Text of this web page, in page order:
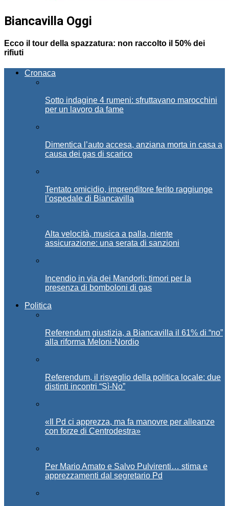
Biancavilla Oggi
Ecco il tour della spazzatura: non raccolto il 50% dei
rifiuti
Cronaca
Sotto indagine 4 rumeni: sfruttavano marocchini
per un lavoro da fame
Dimentica l’auto accesa, anziana morta in casa a
causa dei gas di scarico
Tentato omicidio, imprenditore ferito raggiunge
l’ospedale di Biancavilla
Alta velocità, musica a palla, niente
assicurazione: una serata di sanzioni
Incendio in via dei Mandorli: timori per la
presenza di bomboloni di gas
Politica
Referendum giustizia, a Biancavilla il 61% di “no”
alla riforma Meloni-Nordio
Referendum, il risveglio della politica locale: due
distinti incontri “Sì-No”
«Il Pd ci apprezza, ma fa manovre per alleanze
con forze di Centrodestra»
Per Mario Amato e Salvo Pulvirenti… stima e
apprezzamenti dal segretario Pd